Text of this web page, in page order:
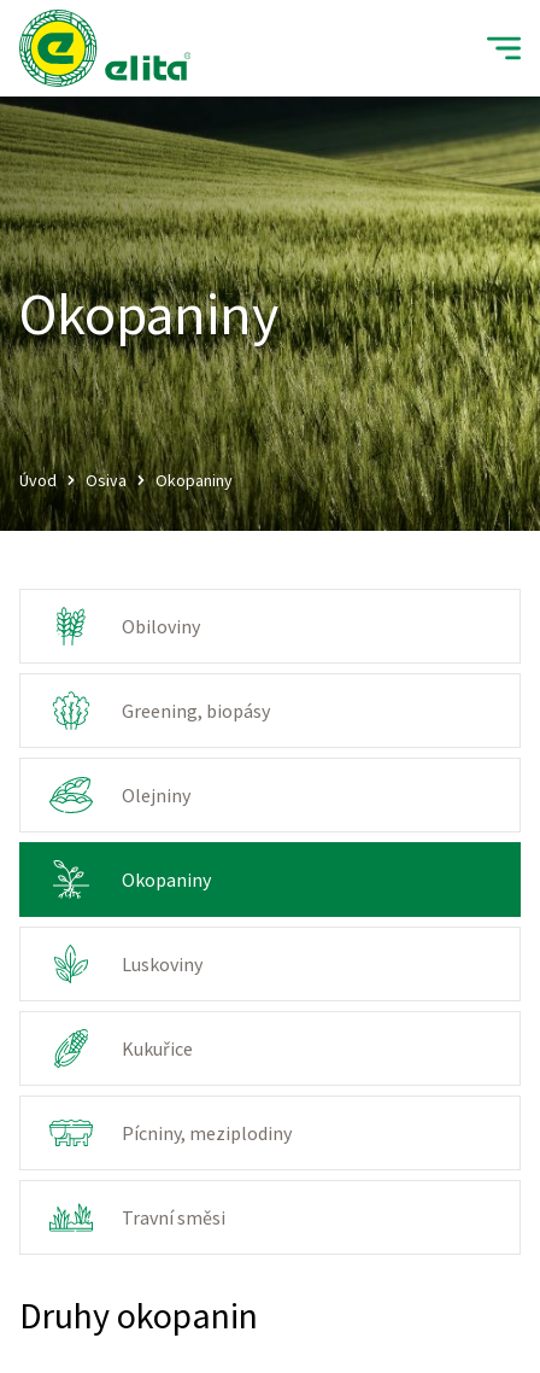
Elita
Okopaniny
Úvod Osiva Okopaniny
Obiloviny
Greening, biopásy
Olejniny
Okopaniny
Luskoviny
Kukuřice
Pícniny, meziplodiny
Travní směsi
Druhy okopanin